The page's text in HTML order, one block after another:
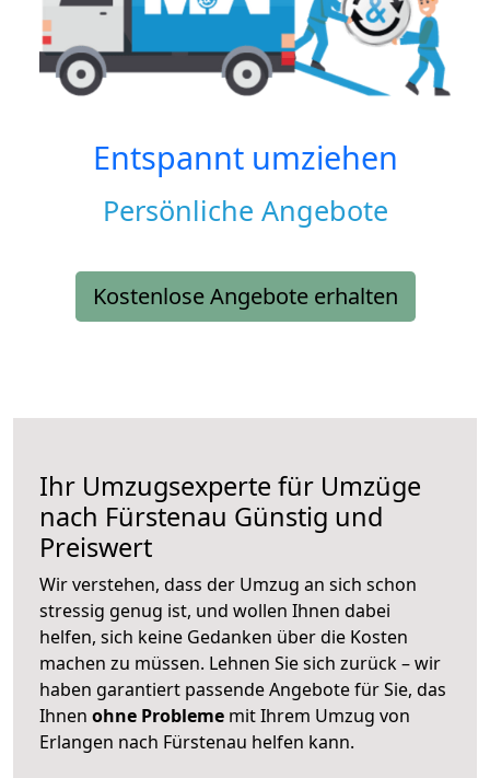
Entspannt umziehen
Persönliche Angebote
Kostenlose Angebote erhalten
Ihr Umzugsexperte für Umzüge
nach Fürstenau Günstig und
Preiswert
Wir verstehen, dass der Umzug an sich schon
stressig genug ist, und wollen Ihnen dabei
helfen, sich keine Gedanken über die Kosten
machen zu müssen. Lehnen Sie sich zurück – wir
haben garantiert passende Angebote für Sie, das
Ihnen ohne Probleme mit Ihrem Umzug von
Erlangen nach Fürstenau helfen kann.